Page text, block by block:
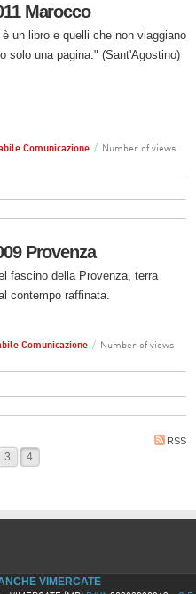
Marocco
un libro e quelli che non viaggiano
solo una pagina." (Sant'Agostino)
Comunicazione /
Number of views
Provenza
fascino della Provenza, terra
contempo raffinata.
Comunicazione /
Number of views
RSS
3 4
VIMERCATE